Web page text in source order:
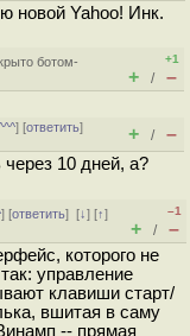
новой Yahoo! Инк.
ботом-
+1
+ / –
] [ответить]
+ / –
10 дней, а?
] [ответить][↓] [↑]
–1
+ / –
которого не
управление
клавиши старт/
вшитая в саму
-- прямая